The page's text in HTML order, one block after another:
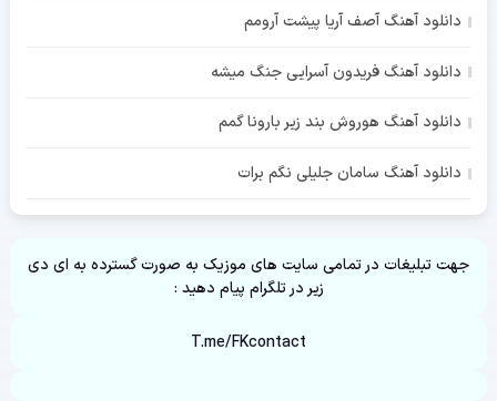
دانلود آهنگ آصف آریا پیشت آرومم
دانلود آهنگ فریدون آسرایی جنگ میشه
دانلود آهنگ هوروش بند زیر بارونا گمم
دانلود آهنگ سامان جلیلی نگم برات
جهت تبلیغات در تمامی سایت های موزیک به صورت گسترده به ای دی
زیر در تلگرام پیام دهید :
T.me/FKcontact